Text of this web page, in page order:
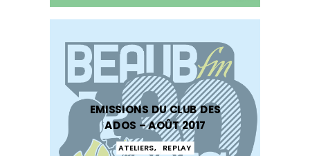
EMISSIONS DU CLUB DES
ADOS – AOÛT 2017
ATELIERS, REPLAY